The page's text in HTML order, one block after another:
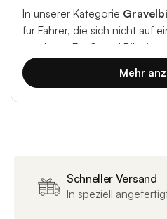
In unserer Kategorie
für Fahrer, die sich nicht auf
möchten. Ein Gravel Bike ist
stabil auf unbefestigten
Alltag, Training, Tour und
sind aber deutlich vielseitiger
meist breitere Reifen, eine
Mehr
Schneller Versand
In speziell